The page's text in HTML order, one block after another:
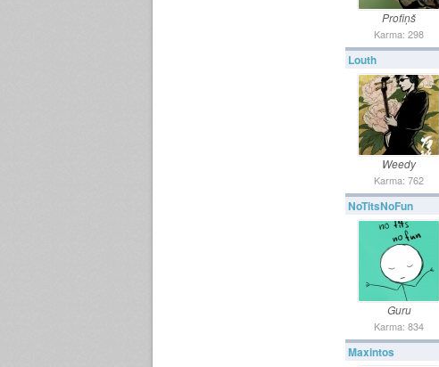
Profiņš
Karma: 298
Louth
Weedy
Karma: 762
NoTitsNoFun
Guru
Karma: 834
Maxintos